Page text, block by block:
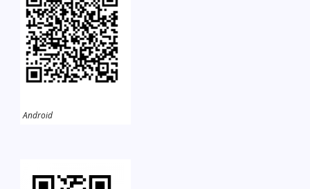
Android